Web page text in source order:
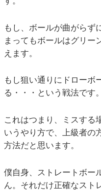
もし、ボールが曲がらず
まってもボールはグリー
えます。
もし狙い通りにドローボ
る・・・という戦法です。
これはつまり、ミスする
いうやり方で、上級者の
方法だと思います。
僕自身、ストレートボー
ん。それだけ正確なスト